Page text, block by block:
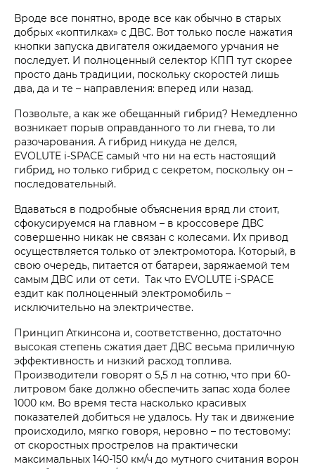
Вроде все понятно, вроде все как обычно в старых
добрых «коптилках» с ДВС. Вот только после нажатия
кнопки запуска двигателя ожидаемого урчания не
последует. И полноценный селектор КПП тут скорее
просто дань традиции, поскольку скоростей лишь
два, да и те – направления: вперед или назад.
Позвольте, а как же обещанный гибрид? Немедленно
возникает порыв оправданного то ли гнева, то ли
разочарования. А гибрид никуда не делся,
EVOLUTE i‑SPACE самый что ни на есть настоящий
гибрид, но только гибрид с секретом, поскольку он –
последовательный.
Вдаваться в подробные объяснения вряд ли стоит,
сфокусируемся на главном – в кроссовере ДВС
совершенно никак не связан с колесами. Их привод
осуществляется только от электромотора. Который, в
свою очередь, питается от батареи, заряжаемой тем
самым ДВС или от сети. Так что EVOLUTE i‑SPACE
ездит как полноценный электромобиль –
исключительно на электричестве.
Принцип Аткинсона и, соответственно, достаточно
высокая степень сжатия дает ДВС весьма приличную
эффективность и низкий расход топлива.
Производители говорят о 5,5 л на сотню, что при 60-
литровом баке должно обеспечить запас хода более
1000 км. Во время теста насколько красивых
показателей добиться не удалось. Ну так и движение
происходило, мягко говоря, неровно – по тестовому:
от скоростных прострелов на практически
максимальных 140-150 км/ч до мутного считания ворон